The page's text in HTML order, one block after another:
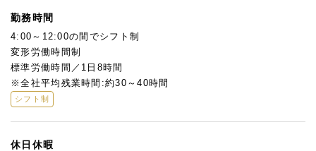
勤務時間
4:00～12:00の間でシフト制
変形労働時間制
標準労働時間／1日8時間
※全社平均残業時間:約30～40時間
シフト制
休日休暇